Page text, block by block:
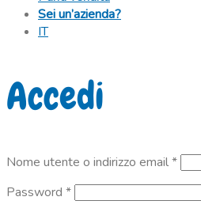
Sei un’azienda?
IT
Accedi
Nome utente o indirizzo email*
Password *Richiesto